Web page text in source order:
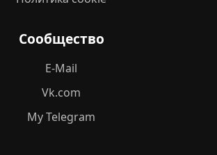
Сообщество
E-Mail
Vk.com
My Telegram